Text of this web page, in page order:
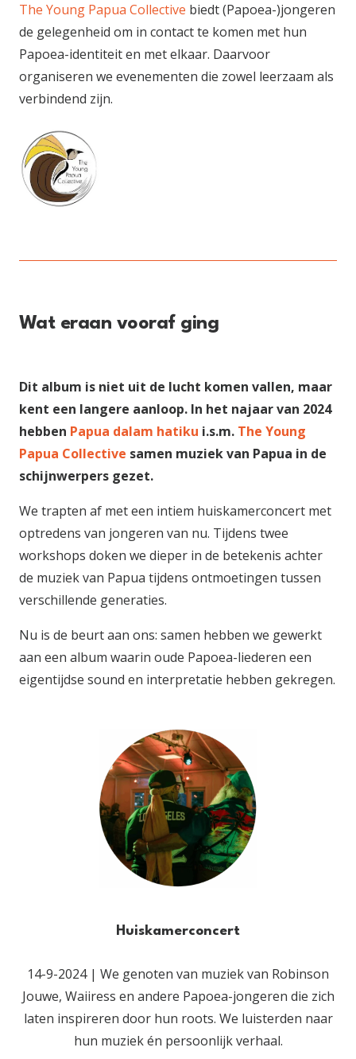
The Young Papua Collective biedt (Papoea-)jongeren
de gelegenheid om in contact te komen met hun
Papoea-identiteit en met elkaar. Daarvoor
organiseren we evenementen die zowel leerzaam als
verbindend zijn.
Wat eraan vooraf ging
Dit album is niet uit de lucht komen vallen, maar
kent een langere aanloop. In het najaar van 2024
hebben Papua dalam hatiku i.s.m. The Young
Papua Collective samen muziek van Papua in de
schijnwerpers gezet.
We trapten af met een intiem huiskamerconcert met
optredens van jongeren van nu. Tijdens twee
workshops doken we dieper in de betekenis achter
de muziek van Papua tijdens ontmoetingen tussen
verschillende generaties.
Nu is de beurt aan ons: samen hebben we gewerkt
aan een album waarin oude Papoea-liederen een
eigentijdse sound en interpretatie hebben gekregen.
Huiskamerconcert
14-9-2024 | We genoten van muziek van Robinson
Jouwe, Waiiress en andere Papoea-jongeren die zich
laten inspireren door hun roots. We luisterden naar
hun muziek én persoonlijk verhaal.